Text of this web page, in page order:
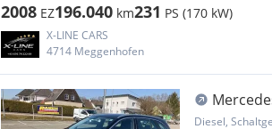
2008 EZ196.040 km231 PS (170 kW)
X-LINE CARS
4714 Meggenhofen
Diesel,